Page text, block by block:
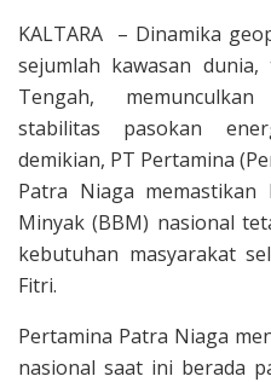
KALTARA – Dinamika
sejumlah kawasan
Tengah,
stabilitas pasokan
demikian, PT Pertamina
Patra Niaga memastikan
Minyak (BBM) nasional
kebutuhan masyarakat
Fitri.
Pertamina Patra Niaga
nasional saat ini berada